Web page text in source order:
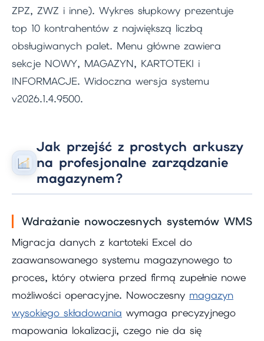
ZPZ, ZWZ i inne). Wykres słupkowy prezentuje
top 10 kontrahentów z największą liczbą
obsługiwanych palet. Menu główne zawiera
sekcje NOWY, MAGAZYN, KARTOTEKI i
INFORMACJE. Widoczna wersja systemu
v2026.1.4.9500.
Jak przejść z prostych arkuszy
na profesjonalne zarządzanie
magazynem?
Wdrażanie nowoczesnych systemów WMS
Migracja danych z kartoteki Excel do
zaawansowanego systemu magazynowego to
proces, który otwiera przed firmą zupełnie nowe
możliwości operacyjne. Nowoczesny magazyn
wysokiego składowania wymaga precyzyjnego
mapowania lokalizacji, czego nie da się